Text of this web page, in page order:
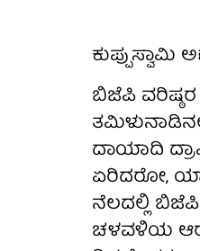
ಕುಪ್ಪುಸ್ವಾಮಿ
ಬಿಜೆಪಿ ವರಿಷ್ಠರ
ದಾಯಾದಿ
ಏರಿದರೋ,
ನೆಲದಲ್ಲಿ
ಚಳವಳಿಯ